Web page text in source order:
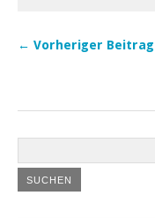
← Vorheriger Beitrag